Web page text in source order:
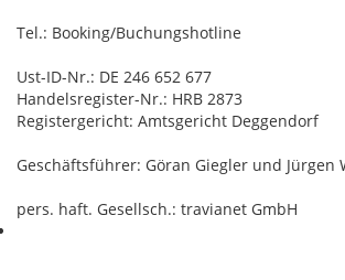
Tel.: Booking/Buchungshotline
Ust-ID-Nr.: DE 246 652 677
Handelsregister-Nr.: HRB 2873
Registergericht: Amtsgericht Deggendorf
Geschäftsführer: Göran Giegler und Jürgen
pers. haft. Gesellsch.: travianet GmbH